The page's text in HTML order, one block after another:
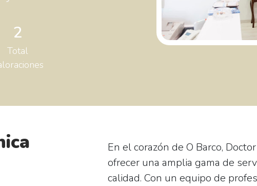
2
Total
En el corazón de O Barco,
ofrecer una amplia gama de
calidad. Con un equipo de